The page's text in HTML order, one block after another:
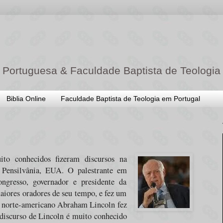
& Faculdade Baptista de Teologia
Biblia Online Faculdade Baptista de Teologia em Portugal
conhecidos fizeram discursos na
EUA. O palestrante em
governador e presidente da
oradores de seu tempo, e fez um
americano Abraham Lincoln fez
de Lincoln é muito conhecido